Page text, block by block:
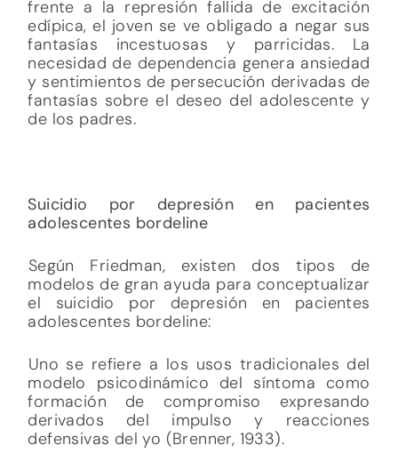
frente a la represión fallida de excitación
edípica, el joven se ve obligado a negar sus
fantasías incestuosas y parricidas. La
necesidad de dependencia genera ansiedad
y sentimientos de persecución derivadas de
fantasías sobre el deseo del adolescente y
de los padres.
Suicidio por depresión en pacientes
adolescentes bordeline
Según Friedman, existen dos tipos de
modelos de gran ayuda para conceptualizar
el suicidio por depresión en pacientes
adolescentes bordeline:
Uno se refiere a los usos tradicionales del
modelo psicodinámico del síntoma como
formación de compromiso expresando
derivados del impulso y reacciones
defensivas del yo (Brenner, 1933).